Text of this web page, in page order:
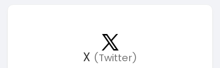
X (Twitter)